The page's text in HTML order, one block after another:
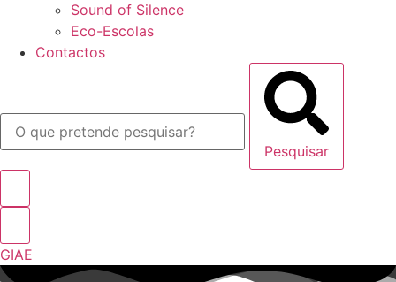
Sound of Silence
Eco-Escolas
Contactos
Pesquisar
GIAE